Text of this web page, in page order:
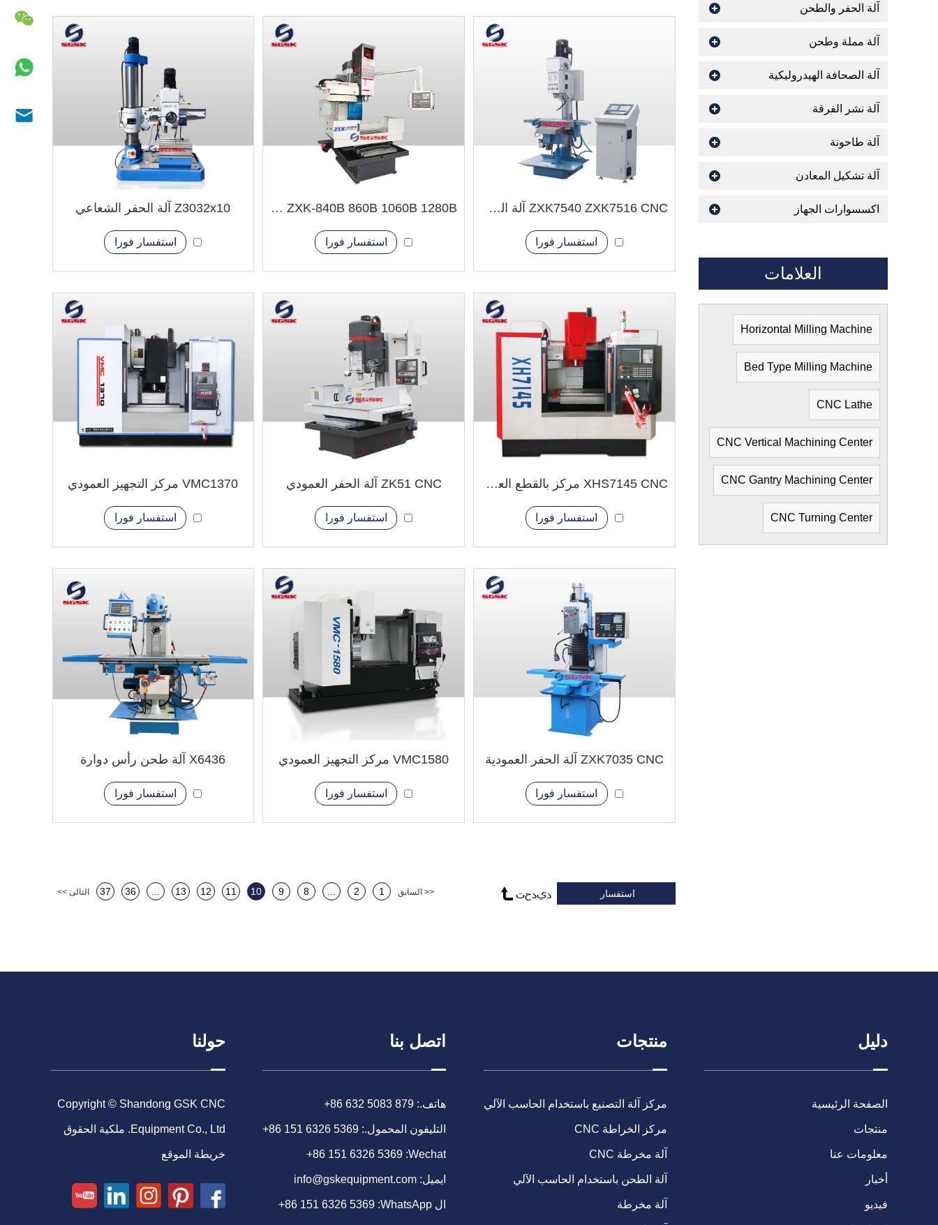
ZXK7540 ZXK7516 CNC آلة الحفر العمودي
استفسار فورا
ZXK-840B 860B 1060B 1280B ماكينة حفر وطحن CNC اقتصادية
استفسار فورا
Z3032x10 آلة الحفر الشعاعي
استفسار فورا
XHS7145 CNC مركز بالقطع العمودي
استفسار فورا
ZK51 CNC آلة الحفر العمودي
استفسار فورا
VMC1370 مركز التجهيز العمودي
استفسار فورا
ZXK7035 CNC آلة الحفر العمودية
استفسار فورا
VMC1580 مركز التجهيز العمودي
استفسار فورا
X6436 آلة طحن رأس دوارة
استفسار فورا
<< السابق 1
2
...
8
9
10
11
12
13
...
36
37 التالى >>
آلة الحفر والطحن
آلة مملة وطحن
آلة الصحافة الهيدروليكية
آلة نشر الفرقة
آلة طاحونة
آلة تشكيل المعادن
اكسسوارات الجهاز
العلامات
Horizontal Milling Machine
Bed Type Milling Machine
CNC Lathe
CNC Vertical Machining Center
CNC Gantry Machining Center
CNC Turning Center
دليل
الصفحة الرئيسية
منتجات
معلومات عنا
أخبار
فيديو
منتجات
مركز آلة التصنيع باستخدام الحاسب الآلي
مركز الخراطة CNC
آلة مخرطة CNC
آلة الطحن باستخدام الحاسب الآلي
آلة مخرطة
اتصل بنا
هاتف.: +86 632 5083 879
التليفون المحمول.: +86 151 6326 5369
Wechat:
+86 151 6326 5369
ايميل: info@gskequipment.com
ال WhatsApp: +86 151 6326 5369
حولنا
Copyright © Shandong GSK CNC
Equipment Co., Ltd. ملكية الحقوق
خريطة الموقع